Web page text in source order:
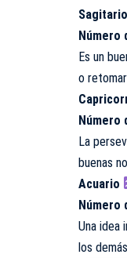
Sagitario
Número
Es un
o
Número
La
buenas
Acuario
Número
Una idea
los